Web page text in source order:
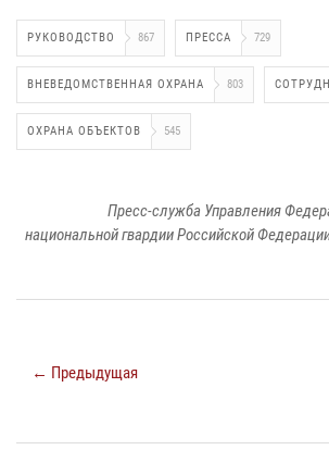
РУКОВОДСТВО 867 ПРЕССА 729
ВНЕВЕДОМСТВЕННАЯ ОХРАНА 803
ОХРАНА ОБЪЕКТОВ 545
Пресс-служба Управления
национальной гвардии Российской
← Предыдущая